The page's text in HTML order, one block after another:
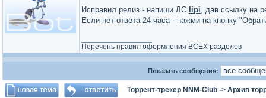
Исправил релиз - напиши ЛС lipi, дав ссылку на
Если нет ответа 24 часа - нажми на кнопку
Перечень правил оформления ВСЕХ разделов
Показать сообщения:
Торрент-трекер NNM-Club -> Архив